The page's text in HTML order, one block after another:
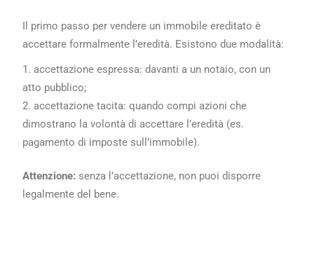
Il primo passo per vendere un immobile ereditato è
accettare formalmente l’eredità. Esistono due modalità:
accettazione espressa: davanti a un notaio, con un
atto pubblico;
accettazione tacita: quando compi azioni che
dimostrano la volontà di accettare l’eredità (es.
pagamento di imposte sull’immobile).
Attenzione: senza l’accettazione, non puoi disporre
legalmente del bene.